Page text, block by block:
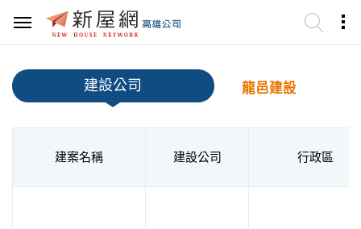
建設公司 龍邑建設
建案名稱 建設公司 行政區